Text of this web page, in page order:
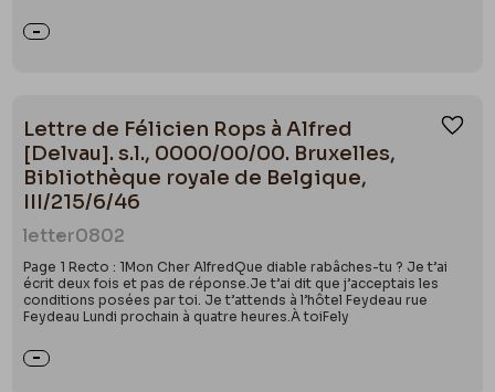
Lettre de Félicien Rops à Alfred
[Delvau]. s.l., 0000/00/00. Bruxelles,
Bibliothèque royale de Belgique,
III/215/6/46
letter0802
Page 1 Recto : 1Mon Cher AlfredQue diable rabâches-tu ? Je t’ai
écrit deux fois et pas de réponse.Je t’ai dit que j’acceptais les
conditions posées par toi. Je t’attends à l’hôtel Feydeau rue
Feydeau Lundi prochain à quatre heures.À toiFely